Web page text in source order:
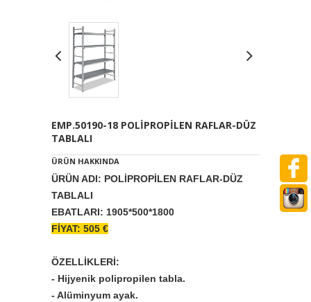
EMP.50190-18 POLİPROPİLEN RAFLAR-DÜZ
TABLALI
ÜRÜN HAKKINDA
ÜRÜN ADI: POLİPROPİLEN RAFLAR-DÜZ
TABLALI
EBATLARI: 1905*500*1800
FİYAT: 505 €
ÖZELLİKLERİ:
- Hijyenik polipropilen tabla.
- Alüminyum ayak.